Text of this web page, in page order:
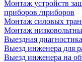
Монтаж устройств
приборов /приборов
Монтаж силовых
Монтаж
Выездная диагностика
Выезд инженера для
Выезд инженера на